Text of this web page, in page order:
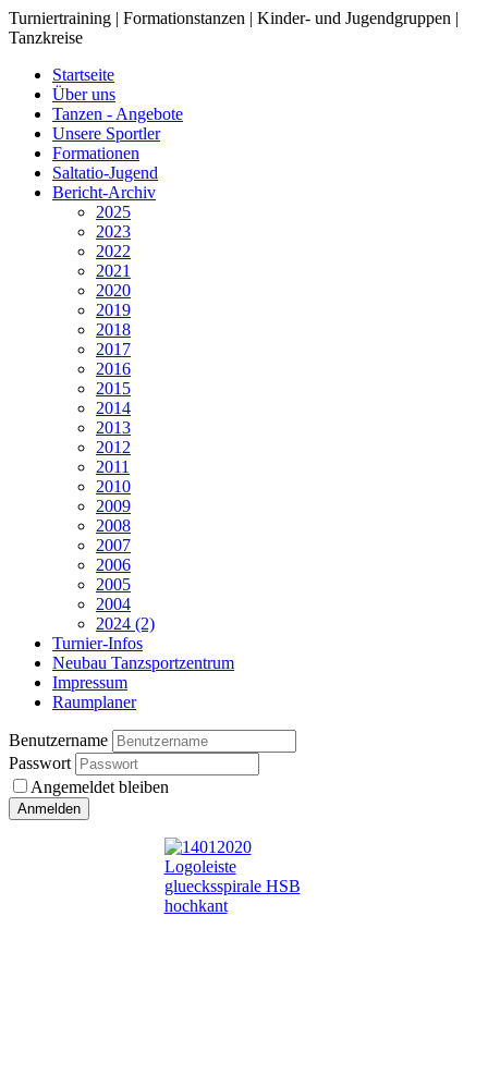
Turniertraining | Formationstanzen | Kinder- und Jugendgruppen |
Tanzkreise
Startseite
Über uns
Tanzen - Angebote
Unsere Sportler
Formationen
Saltatio-Jugend
Bericht-Archiv
2025
2023
2022
2021
2020
2019
2018
2017
2016
2015
2014
2013
2012
2011
2010
2009
2008
2007
2006
2005
2004
2024 (2)
Turnier-Infos
Neubau Tanzsportzentrum
Impressum
Raumplaner
Benutzername
Passwort
Angemeldet bleiben